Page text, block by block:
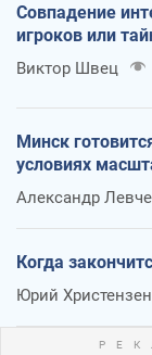
Совпадение
игроков или
Виктор Швец
Минск
условиях
Александр
Когда
Юрий Христензен